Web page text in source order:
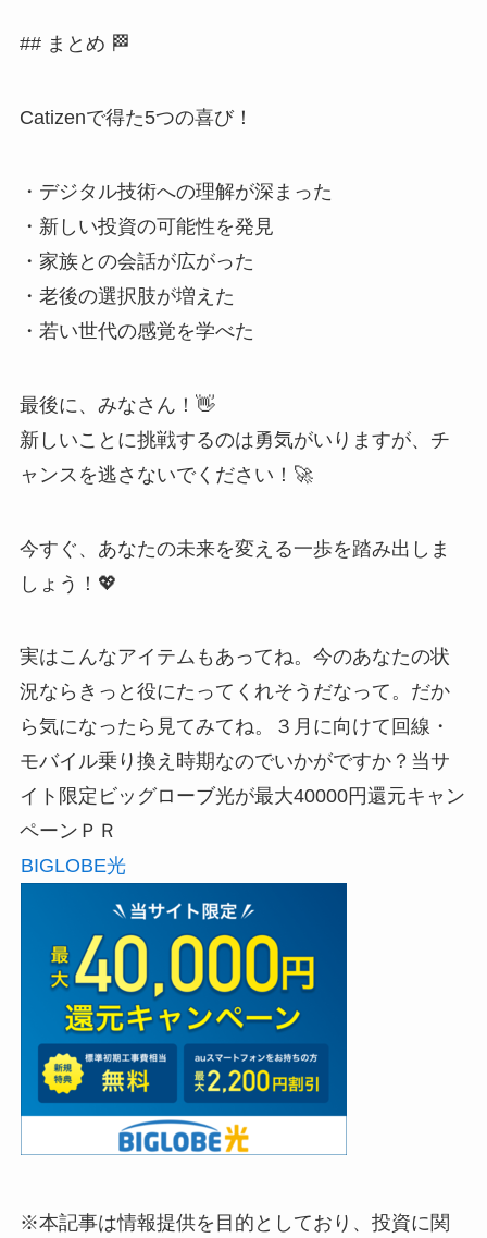
## まとめ 🏁
Catizenで得た5つの喜び！
・デジタル技術への理解が深まった
・新しい投資の可能性を発見
・家族との会話が広がった
・老後の選択肢が増えた
・若い世代の感覚を学べた
最後に、みなさん！👋
新しいことに挑戦するのは勇気がいりますが、チ
ャンスを逃さないでください！🚀
今すぐ、あなたの未来を変える一歩を踏み出しま
しょう！💖
実はこんなアイテムもあってね。今のあなたの状
況ならきっと役にたってくれそうだなって。だか
ら気になったら見てみてね。３月に向けて回線・
モバイル乗り換え時期なのでいかがですか？当サ
イト限定ビッグローブ光が最大40000円還元キャン
ペーンＰＲ
BIGLOBE光
※本記事は情報提供を目的としており、投資に関